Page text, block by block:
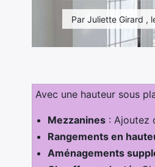
Par Juliette Girard ,
Avec une hauteur sous
Mezzanines : Ajoutez
Rangements en
Aménagements